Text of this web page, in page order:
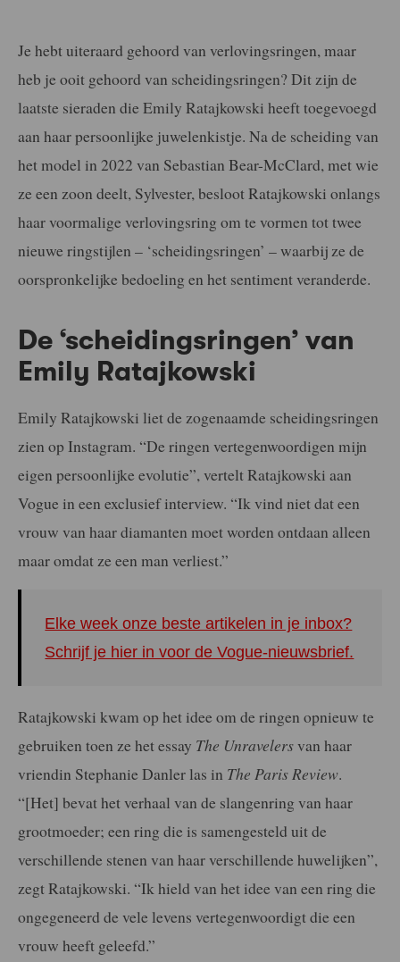
Je hebt uiteraard gehoord van verlovingsringen, maar
heb je ooit gehoord van scheidingsringen? Dit zijn de
laatste sieraden die Emily Ratajkowski heeft toegevoegd
aan haar persoonlijke juwelenkistje. Na de scheiding van
het model in 2022 van Sebastian Bear-McClard, met wie
ze een zoon deelt, Sylvester, besloot Ratajkowski onlangs
haar voormalige verlovingsring om te vormen tot twee
nieuwe ringstijlen – ‘scheidingsringen’ – waarbij ze de
oorspronkelijke bedoeling en het sentiment veranderde.
De ‘scheidingsringen’ van
Emily Ratajkowski
Emily Ratajkowski liet de zogenaamde scheidingsringen
zien op Instagram. “De ringen vertegenwoordigen mijn
eigen persoonlijke evolutie”, vertelt Ratajkowski aan
Vogue in een exclusief interview. “Ik vind niet dat een
vrouw van haar diamanten moet worden ontdaan alleen
maar omdat ze een man verliest.”
Elke week onze beste artikelen in je inbox?
Schrijf je hier in voor de Vogue-nieuwsbrief.
Ratajkowski kwam op het idee om de ringen opnieuw te
gebruiken toen ze het essay The Unravelersvan haar
vriendin Stephanie Danler las in The Paris Review.
“[Het] bevat het verhaal van de slangenring van haar
grootmoeder; een ring die is samengesteld uit de
verschillende stenen van haar verschillende huwelijken”,
zegt Ratajkowski. “Ik hield van het idee van een ring die
ongegeneerd de vele levens vertegenwoordigt die een
vrouw heeft geleefd.”